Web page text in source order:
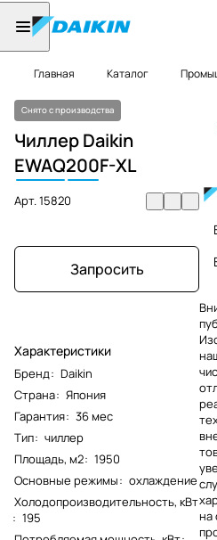
Главная Каталог
Снято с производства
Чиллер Daikin
EWAQ200F-XL
Арт.15820
Запросить
Характеристики
Бренд: Daikin
Страна: Япония
Гарантия: 36 мес
Тип: чиллер
Площадь, м2: 1950
Основные режимы: охлаждение
Холодопроизводительность, кВт
: 195
на